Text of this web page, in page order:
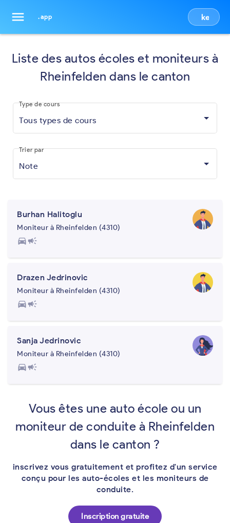
menu .app
Liste des autos écoles et moniteurs à
Rheinfelden dans le canton
Tous types de cours
Type de cours
Note
Trier par
Burhan Halitoglu
Moniteur à Rheinfelden (4310)
directions_carcampaign
Drazen Jedrinovic
Moniteur à Rheinfelden (4310)
directions_carcampaign
Sanja Jedrinovic
Moniteur à Rheinfelden (4310)
directions_carcampaign
Vous êtes une auto école ou un
moniteur de conduite à Rheinfelden
dans le canton ?
inscrivez vous gratuitement et profitez d'un service
conçu pour les auto-écoles et les moniteurs de
conduite.
Inscription gratuite